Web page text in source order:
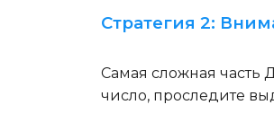
Стратегия 2:
Самая сложная часть
число, проследите